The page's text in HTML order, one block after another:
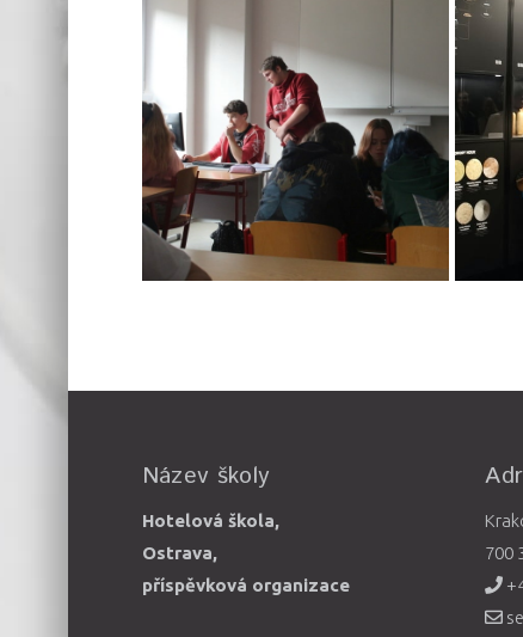
Název školy
Hotelová škola,
Ostrava,
příspěvková organizace
700